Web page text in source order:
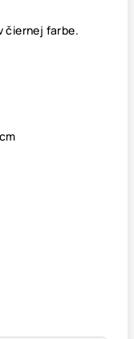
čiernej farbe.